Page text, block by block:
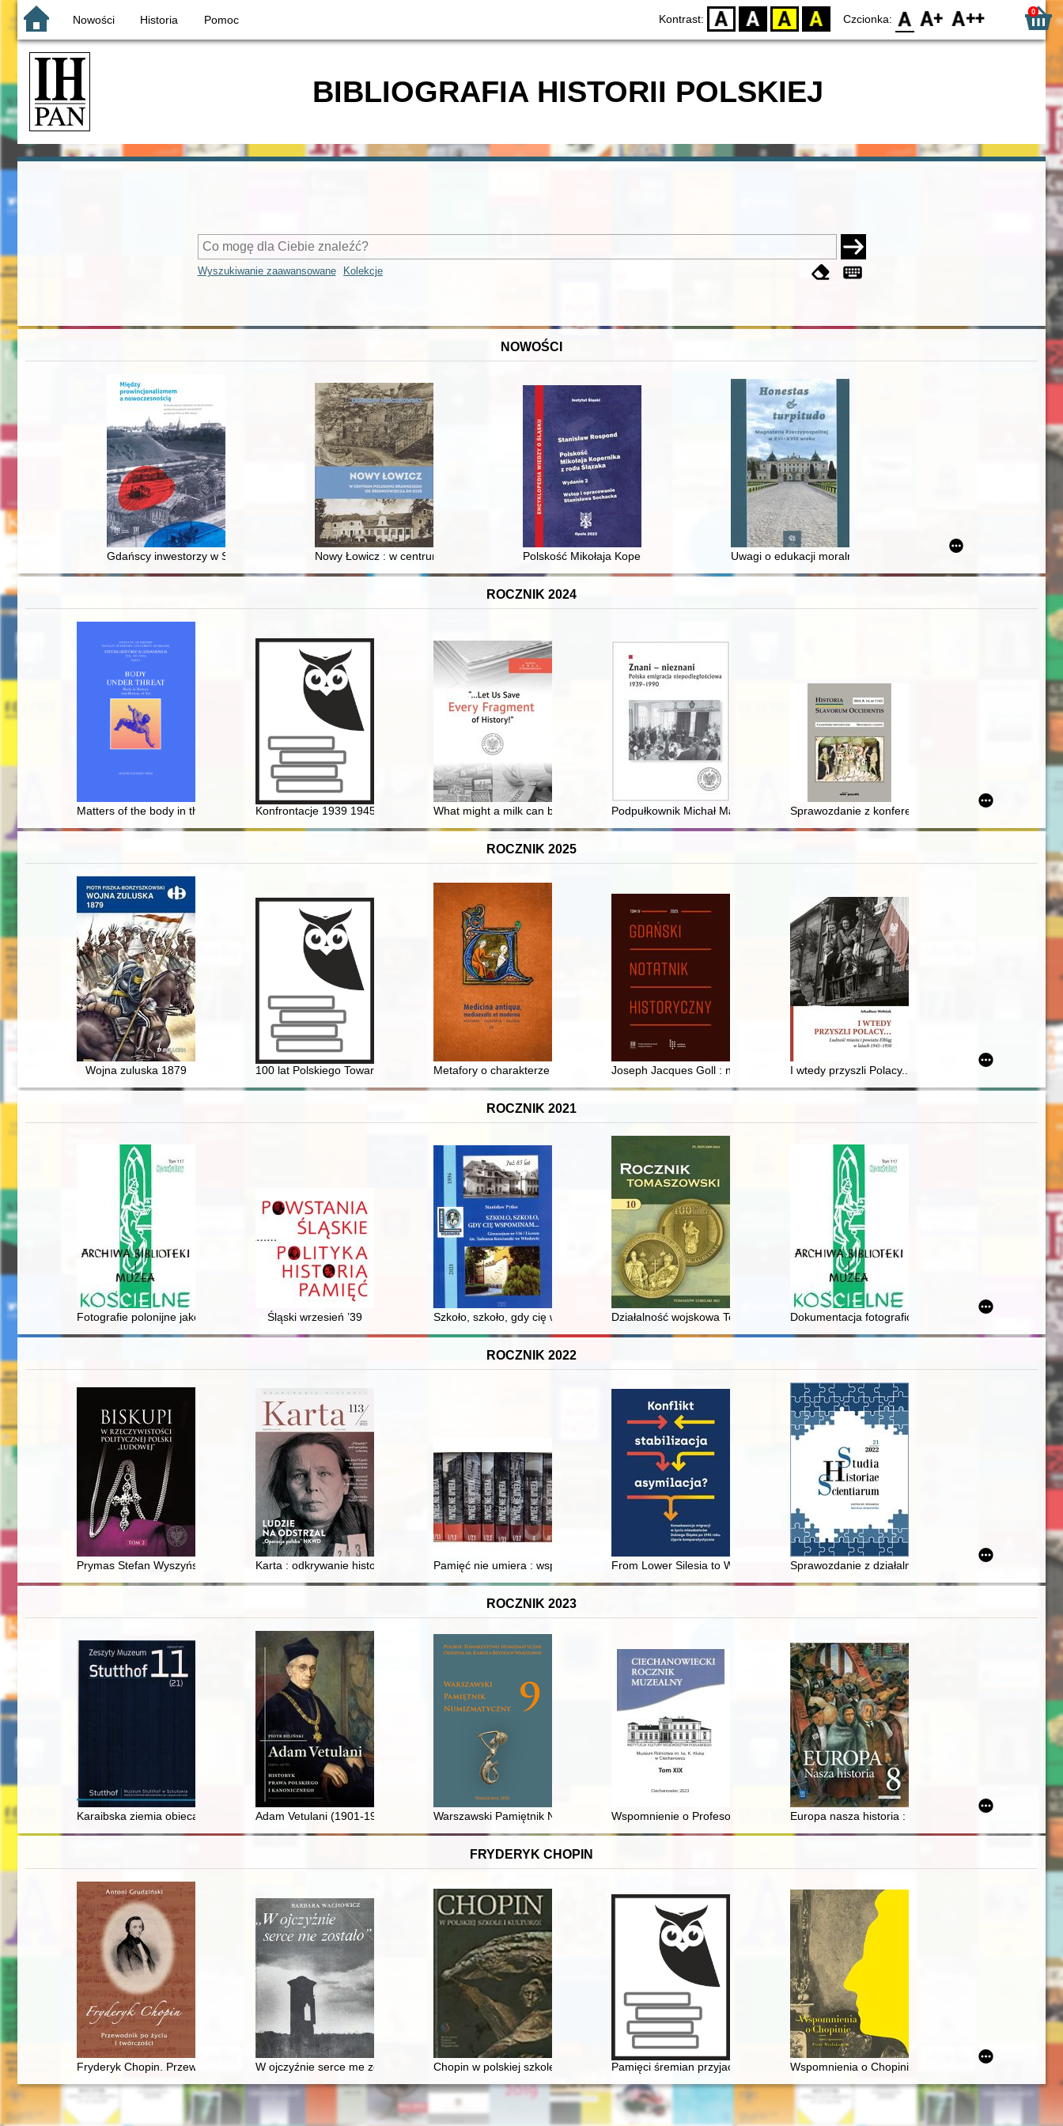
Nowości Historia Pomoc Kontrast: D BW YB BY Czcionka: F0 F1 F2 0
BIBLIOGRAFIA HISTORII POLSKIEJ
Wyszukiwanie zaawansowane Kolekcje
NOWOŚCI
Gdańscy inwestorzy w Sopocie : prestiż finansowy i towarzyski lokalnego mieszczaństwa w 2. poł. XIX w
Nowy Łowicz : w centrum poligonu drawskiego od średniowiecza do dziś
Polskość Mikołaja Kopernika z rodu ŚlązakaUwagi o edukacji moralnej synów szlacheckich w XVI-wiecznej
ROCZNIK 2024
Matters of the body in the world of Napoleon’s soldiers : outline of issues from the Polish perspective
Konfrontacje 1939 1945 2024 What might a milk can be hiding? : conservation work on documents discovered on the Eastern borderlands of the second
Podpułkownik Michał Marian Mandziara "Surma", "Siwy", "Murat" (1911-1997) : działacz
Sprawozdanie z konferencji naukowej „Regiony i
ROCZNIK 2025
Wojna zuluska 1879 100 lat Polskiego Towarzystwa Teologicznego 1924-2024 : przeszłość, teraźniejszość, przyszłość
Metafory o charakterze medycznym w listach papieża Grzegorza VIIJoseph Jacques Goll : nieznany dowódca inżynierów napoleońskiej twierdzy Gdańsk
I wtedy przyszli Polacy... : ludność miasta i powiatu
ROCZNIK 2021
Fotografie polonijne jako historyczne dziedzictwo archiwalne Polskiej Misji Katolickiej we Francji
Śląski wrzesień ’39 Szkoło, szkoło, gdy cię wspominam... : Gimnazjum nr 536 / Liceum im. Tadeusza Kościuszki we Włodawie
Działalność wojskowa Tomasza Zamoyskiego w latach 1612-1621
Dokumentacja fotograficzna w zasobie Archiwum
ROCZNIK 2022
Prymas Stefan Wyszyński w okresie przełomu 1956-1957
Karta : odkrywanie historii. Nr 113 (2022)Pamięć nie umiera : wspomnienia żołnierzy z batalionów AK "Antoni", "Gustaw", "Harnaś", "Karol". [T. 1 cz. 2.1,
From Lower Silesia to West Germany : the forced migration and integration of an
Sprawozdanie z działalności Komisji Historii Nauki
ROCZNIK 2023
Karaibska ziemia obiecana : paradoks ocalenia Żydów w Republice Dominikańskiej
Adam Vetulani (1901-1976) : historyk prawa polskiego i kanonicznego
Warszawski Pamiętnik Numizmatyczny. T. 9 (2021)Wspomnienie o Profesorze Marianie Pokropku (1932-2023)Europa nasza historia : klasa 8 : od wybuchu II wojny
FRYDERYK CHOPIN
Fryderyk Chopin. Przewodnik po życiu i twórczościW ojczyźnie serce me zostało". Szlakiem Mickiewicza, Słowackiego, Chopina, Sienkiewicza, Orzeszkowej, Reymonta, Żeromskiego, Wańkowicza
Chopin w polskiej szkole i kulturze Pamięci śremian przyjaciół Fryderyka Chopina oraz miłośników jego muzyki]
Wspomnienia o Chopinie. Cz. 1